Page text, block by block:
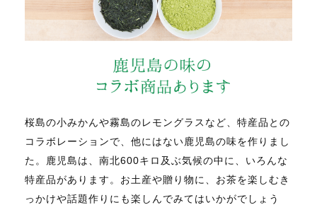
桜島の小みかんや霧島のレモングラスなど、特産品との
コラボレーションで、他にはない鹿児島の味を作りまし
た。鹿児島は、南北600キロ及ぶ気候の中に、いろんな
特産品があります。お土産や贈り物に、お茶を楽しむき
っかけや話題作りにも楽しんでみてはいかがでしょう